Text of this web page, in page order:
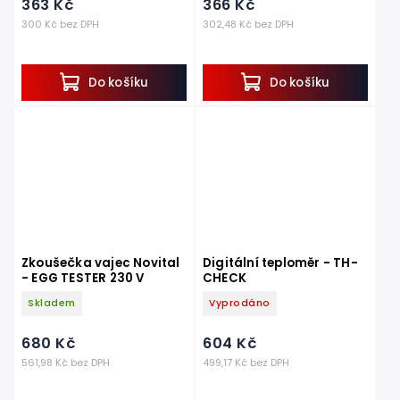
300 Kč bez DPH
363 Kč
Do košíku
302,48 Kč bez DPH
366 Kč
Do košíku
Zkoušečka vajec Novital
- EGG TESTER 230 V
Skladem
561,98 Kč bez DPH
680 Kč
Digitální teploměr - TH-
CHECK
Vyprodáno
499,17 Kč bez DPH
604 Kč